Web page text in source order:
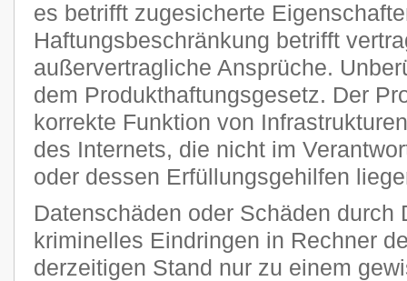
es betrifft zugesicherte
Haftungsbeschränkung betrifft
außervertragliche Ansprüche.
dem Produkthaftungsgesetz. Der
korrekte Funktion von
des Internets, die nicht im
oder dessen Erfüllungsgehilfen
Datenschäden oder Schäden durch
kriminelles Eindringen in Rechner
derzeitigen Stand nur zu einem